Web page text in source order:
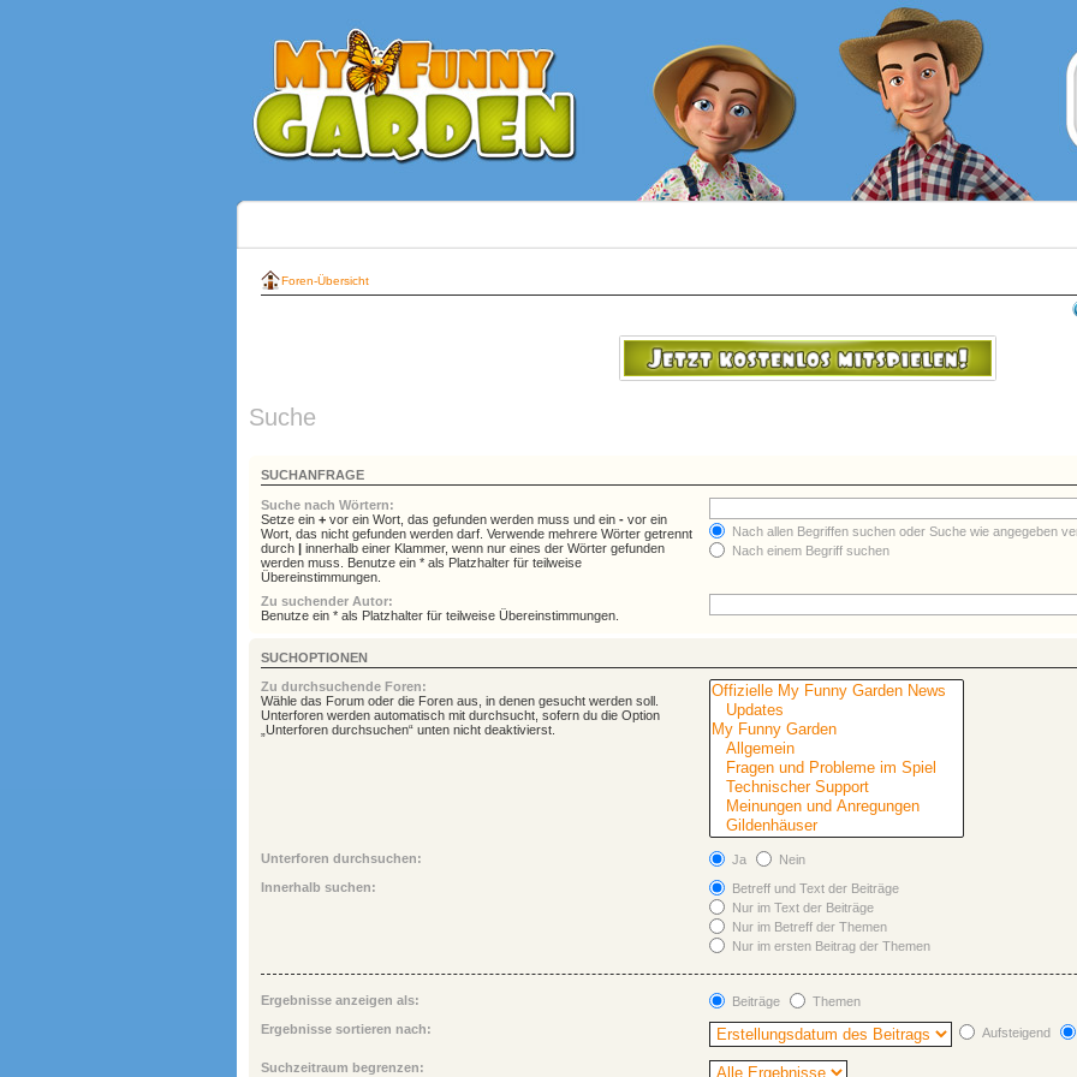
Foren-Übersicht
Suche
SUCHANFRAGE
Suche nach Wörtern:
Setze ein + vor ein Wort, das gefunden werden muss und ein - vor ein
Wort, das nicht gefunden werden darf. Verwende mehrere Wörter getrennt
durch | innerhalb einer Klammer, wenn nur eines der Wörter gefunden
werden muss. Benutze ein * als Platzhalter für teilweise
Übereinstimmungen.
Nach allen Begriffen suchen oder Suche wie angegeben
Nach einem Begriff suchen
Zu suchender Autor:
Benutze ein * als Platzhalter für teilweise Übereinstimmungen.
SUCHOPTIONEN
Zu durchsuchende Foren:
Wähle das Forum oder die Foren aus, in denen gesucht werden soll.
Unterforen werden automatisch mit durchsucht, sofern du die Option
„Unterforen durchsuchen“ unten nicht deaktivierst.
Unterforen durchsuchen: Ja
Nein
Innerhalb suchen:
Betreff und Text der Beiträge
Nur im Text der Beiträge
Nur im Betreff der Themen
Nur im ersten Beitrag der Themen
Ergebnisse anzeigen als: Beiträge
Themen
Ergebnisse sortieren nach:
Aufsteigend
Suchzeitraum begrenzen: